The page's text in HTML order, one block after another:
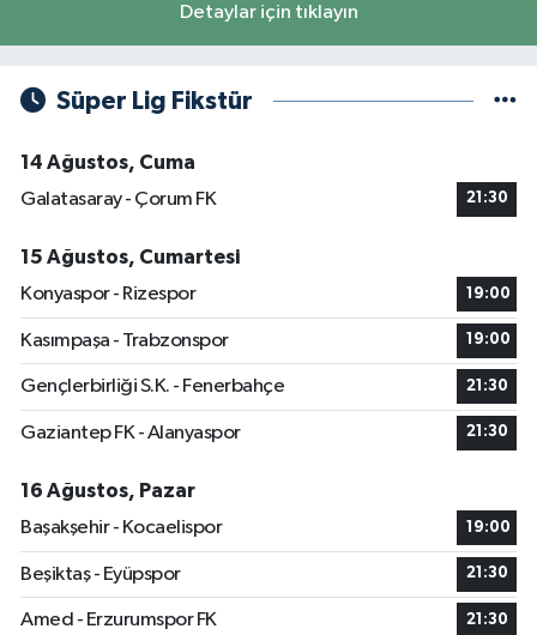
Detaylar için tıklayın
Süper Lig Fikstür
14 Ağustos, Cuma
Galatasaray - Çorum FK
21:30
15 Ağustos, Cumartesi
Konyaspor - Rizespor
19:00
Kasımpaşa - Trabzonspor 19:00
Gençlerbirliği S.K. - Fenerbahçe 21:30
Gaziantep FK - Alanyaspor 21:30
16 Ağustos, Pazar
Başakşehir - Kocaelispor
19:00
Beşiktaş - Eyüpspor 21:30
Amed - Erzurumspor FK 21:30